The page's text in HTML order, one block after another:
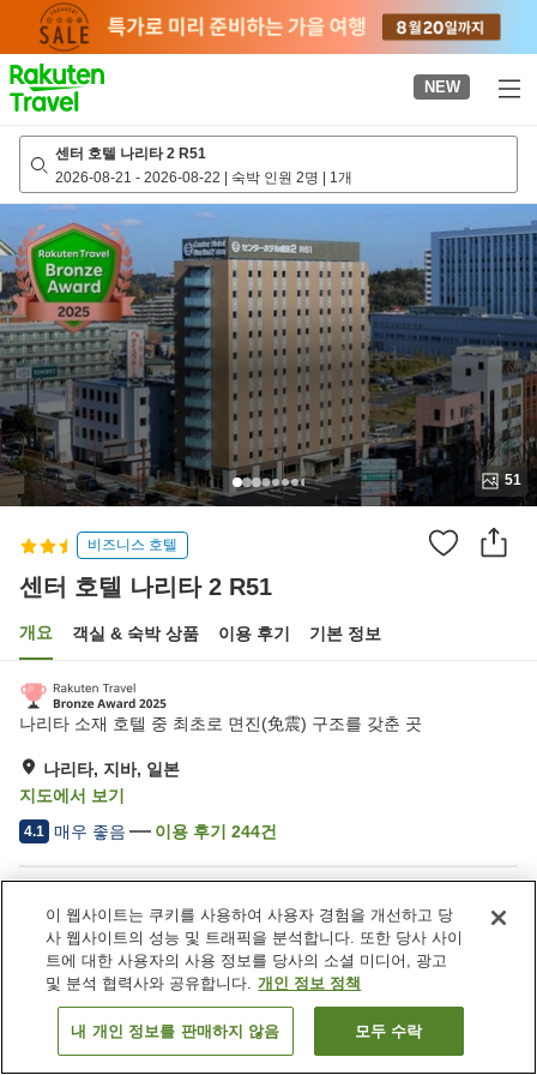
page
NEW
센터 호텔 나리타 2 R51
2026-08-21 - 2026-08-22 | 숙박 인원 2명 | 1개
51
비즈니스 호텔
센터 호텔 나리타 2 R51
개요 객실 & 숙박 상품 이용 후기 기본 정보
나리타 소재 호텔 중 최초로 면진(免震) 구조를 갖춘 곳
나리타, 지바, 일본
지도에서 보기
4.1 매우 좋음 이용 후기 244건
Wi-Fi
주차장
스파 / 미용실
레스토랑
일본 지바 나리타 센터 호텔 나리타 2 R51
객실 보기
이 웹사이트는 쿠키를 사용하여 사용자 경험을 개선하고 당
사 웹사이트의 성능 및 트래픽을 분석합니다. 또한 당사 사이
트에 대한 사용자의 사용 정보를 당사의 소셜 미디어, 광고
및 분석 협력사와 공유합니다. 개인 정보 정책
내 개인 정보를 판매하지 않음 모두 수락